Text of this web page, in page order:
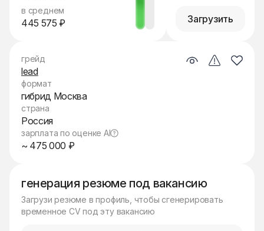
в среднем
445 575 ₽ Загрузить
генерация резюме под вакансию
Загрузи резюме в профиль, чтобы сгенерировать
временное CV под эту вакансию
грейд
lead
формат
гибрид Москва
страна
Россия
зарплата по оценке AI
~ 475 000 ₽